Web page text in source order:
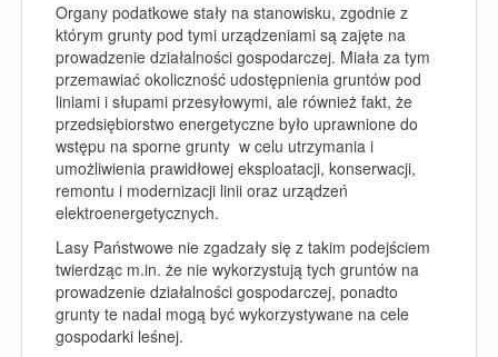
Organy podatkowe stały na stanowisku, zgodnie z
którym grunty pod tymi urządzeniami są zajęte na
prowadzenie działalności gospodarczej. Miała za tym
przemawiać okoliczność udostępnienia gruntów pod
liniami i słupami przesyłowymi, ale również fakt, że
przedsiębiorstwo energetyczne było uprawnione do
wstępu na sporne grunty w celu utrzymania i
umożliwienia prawidłowej eksploatacji, konserwacji,
remontu i modernizacji linii oraz urządzeń
elektroenergetycznych.
Lasy Państwowe nie zgadzały się z takim podejściem
twierdząc m.in. że nie wykorzystują tych gruntów na
prowadzenie działalności gospodarczej, ponadto
grunty te nadal mogą być wykorzystywane na cele
gospodarki leśnej.